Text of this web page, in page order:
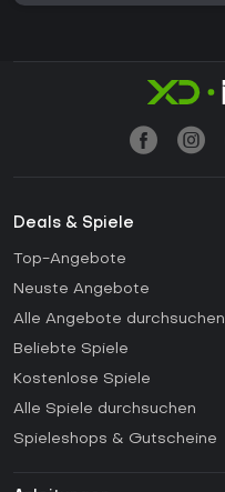
Deals & Spiele
Top-Angebote
Neuste Angebote
Alle Angebote durchsuchen
Beliebte Spiele
Kostenlose Spiele
Alle Spiele durchsuchen
Spieleshops & Gutscheine